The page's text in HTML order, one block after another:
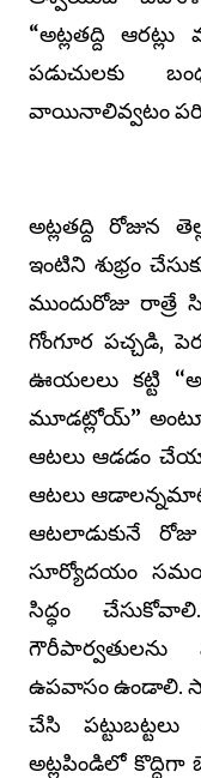
“అట్లతద్ది
పడుచులకు
వాయినాలివ్వటం
అట్లతద్ది రోజున
ఇంటిని శుభ్రం
ముందురోజు రాత్రే
గోంగూర పచ్చడి,
ఊయలలు కట్టి
మూడట్లోయ్’’
ఆటలు ఆడడం
ఆటలు
ఆటలాడుకునే
సూర్యోదయం
సిద్ధం
ఉపవాసం ఉండాలి.
చేసి
అట్లపిండిలో కొద్దిగా